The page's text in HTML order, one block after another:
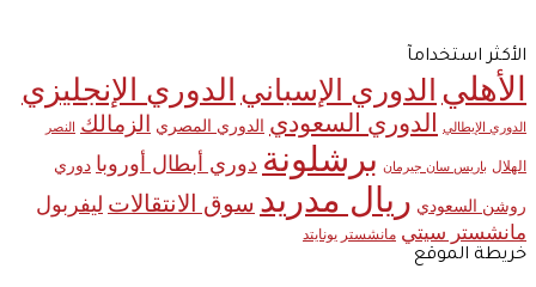
الأكثر استخدامآ
الأهلي الدوري الإسباني الدوري الإنجليزي
الدوري الإيطالي الدوري السعودي الدوري المصري الزمالك النصر
الهلال باريس سان جيرمان برشلونة دوري أبطال أوروبا دوري
روشن السعودي ريال مدريد سوق الانتقالات ليفربول
مانشستر سيتي مانشستر يونايتد
خريطة الموقع